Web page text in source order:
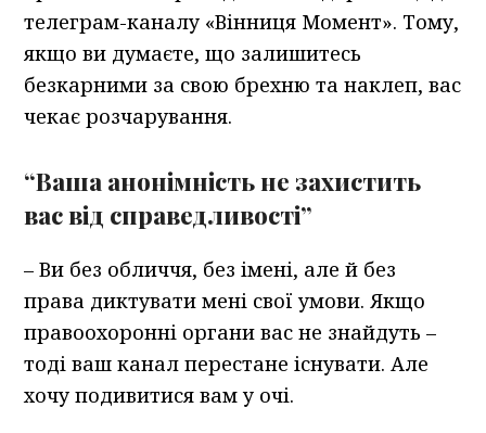
телеграм-каналу «Вінниця Момент». Тому,
якщо ви думаєте, що залишитесь
безкарними за свою брехню та наклеп, вас
чекає розчарування.
“Ваша анонімність не захистить
вас від справедливості”
– Ви без обличчя, без імені, але й без
права диктувати мені свої умови. Якщо
правоохоронні органи вас не знайдуть –
тоді ваш канал перестане існувати. Але
хочу подивитися вам у очі.